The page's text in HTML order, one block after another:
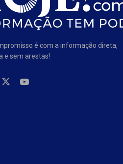
é com a informação direta,
e sem arestas!